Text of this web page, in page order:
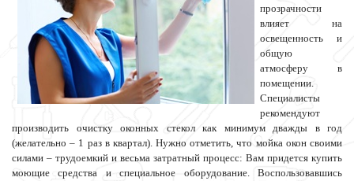
прозрачности
влияет на
освещенность и
общую
атмосферу в
помещении.
Специалисты
рекомендуют
производить очистку оконных стекол как минимум дважды в год
(желательно – 1 раз в квартал). Нужно отметить, что мойка окон своими
силами – трудоемкий и весьма затратный процесс: Вам придется купить
моющие средства и специальное оборудование. Воспользовавшись